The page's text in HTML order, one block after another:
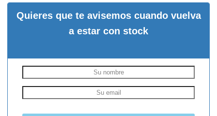
Quieres que te avisemos cuando vuelva
a estar con stock